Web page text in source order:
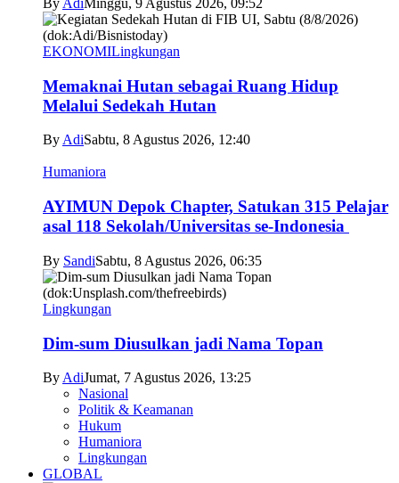
By AdiMinggu, 9 Agustus 2026, 09:52
EKONOMILingkungan
Memaknai Hutan sebagai Ruang Hidup
Melalui Sedekah Hutan
By AdiSabtu, 8 Agustus 2026, 12:40
Humaniora
AYIMUN Depok Chapter, Satukan 315 Pelajar
asal 118 Sekolah/Universitas se-Indonesia
By SandiSabtu, 8 Agustus 2026, 06:35
Lingkungan
Dim-sum Diusulkan jadi Nama Topan
By AdiJumat, 7 Agustus 2026, 13:25
Nasional
Politik & Keamanan
Hukum
Humaniora
Lingkungan
GLOBAL